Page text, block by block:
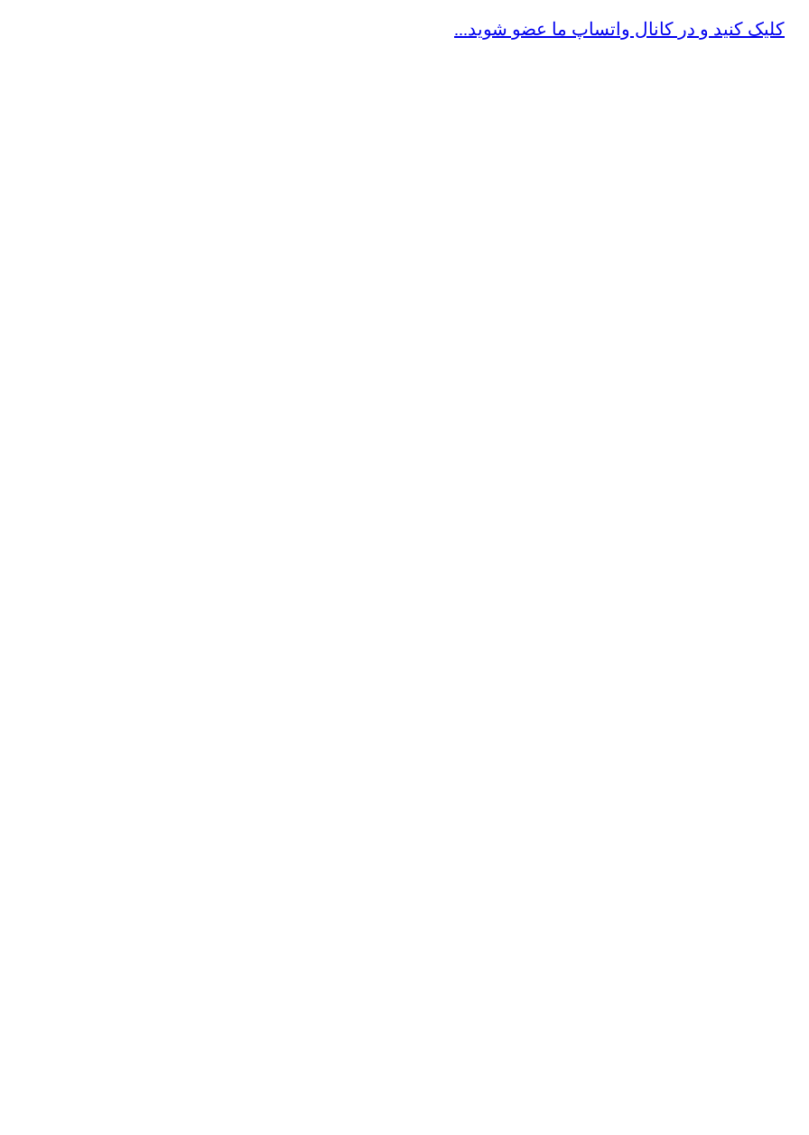
کلیک کنید و در کانال واتساپ ما عضو شوید...